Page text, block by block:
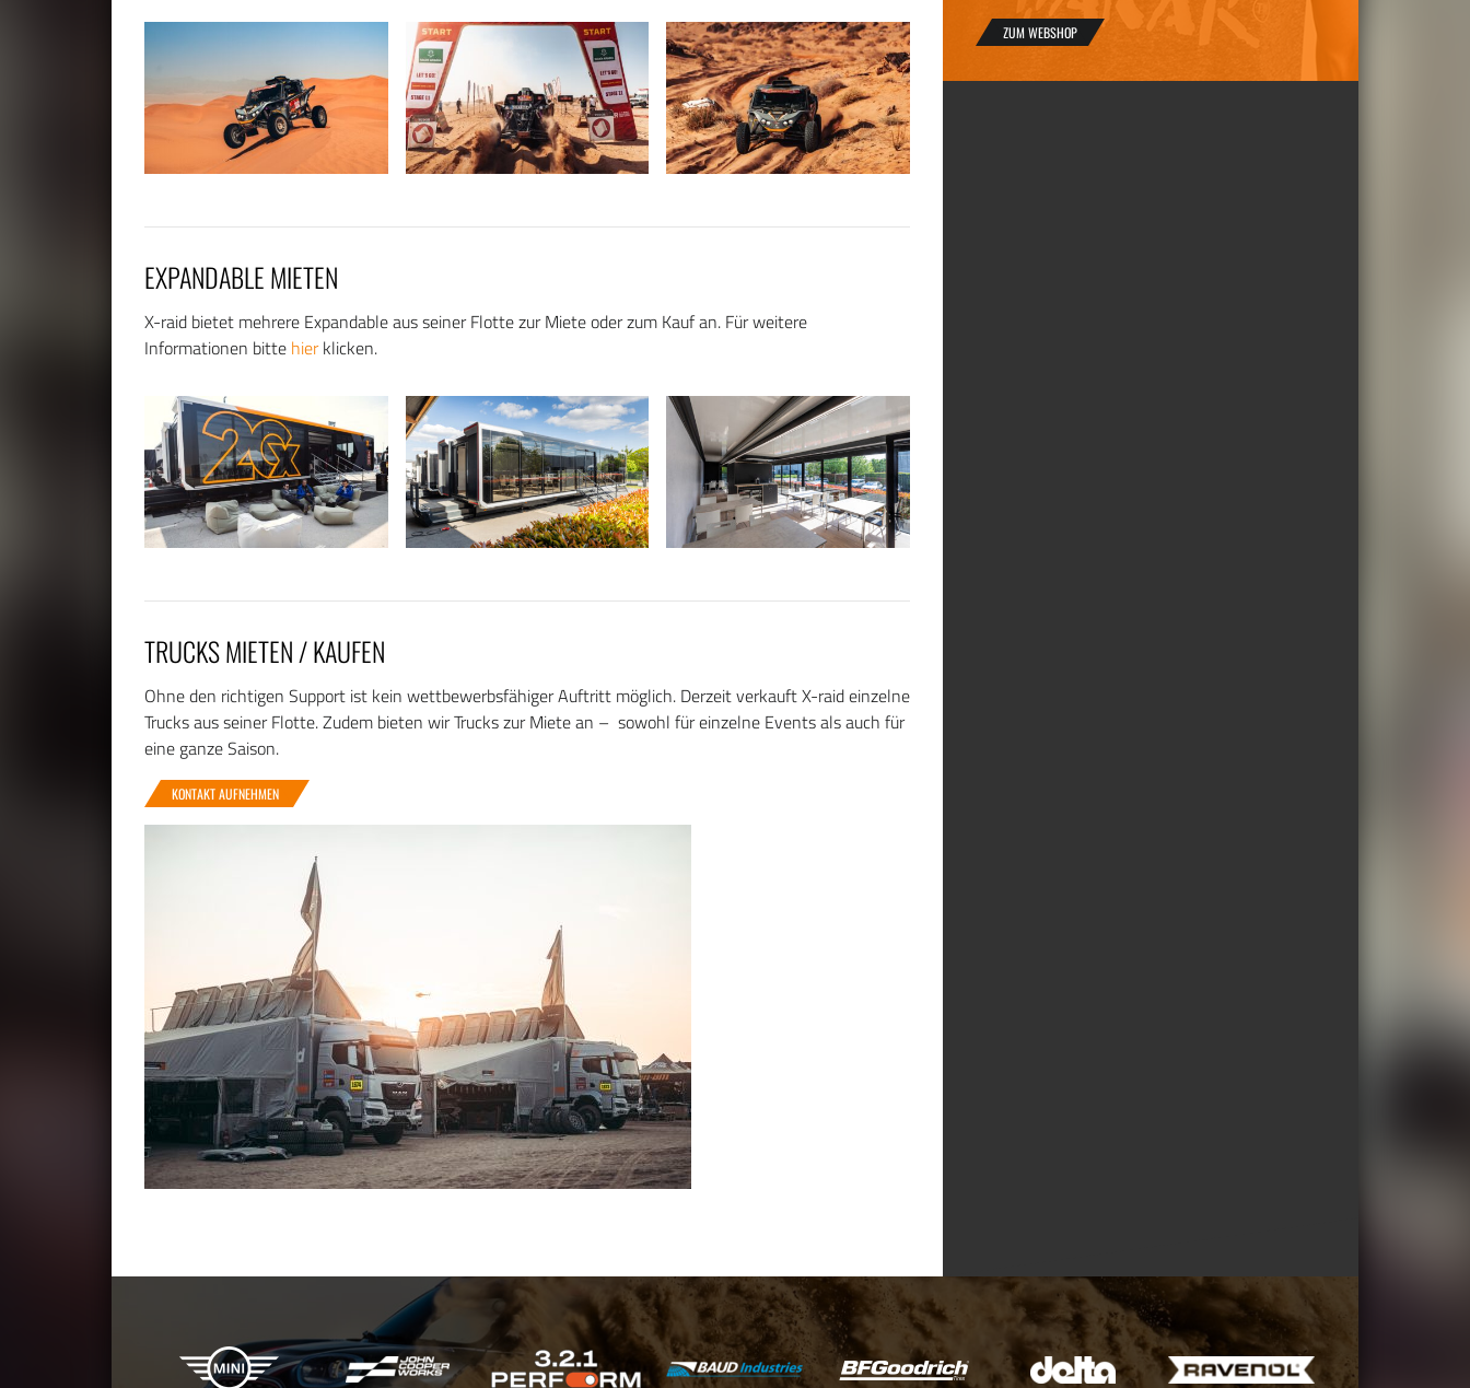
EXPANDABLE MIETEN
X-raid bietet mehrere Expandable aus seiner Flotte zur Miete oder zum Kauf an. Für weitere
Informationen bitte hierklicken.
TRUCKS MIETEN / KAUFEN
Ohne den richtigen Support ist kein wettbewerbsfähiger Auftritt möglich. Derzeit verkauft X-raid einzelne
Trucks aus seiner Flotte. Zudem bieten wir Trucks zur Miete an – sowohl für einzelne Events als auch für
eine ganze Saison.
KONTAKT AUFNEHMEN
ZUM WEBSHOP
X-raid Partner